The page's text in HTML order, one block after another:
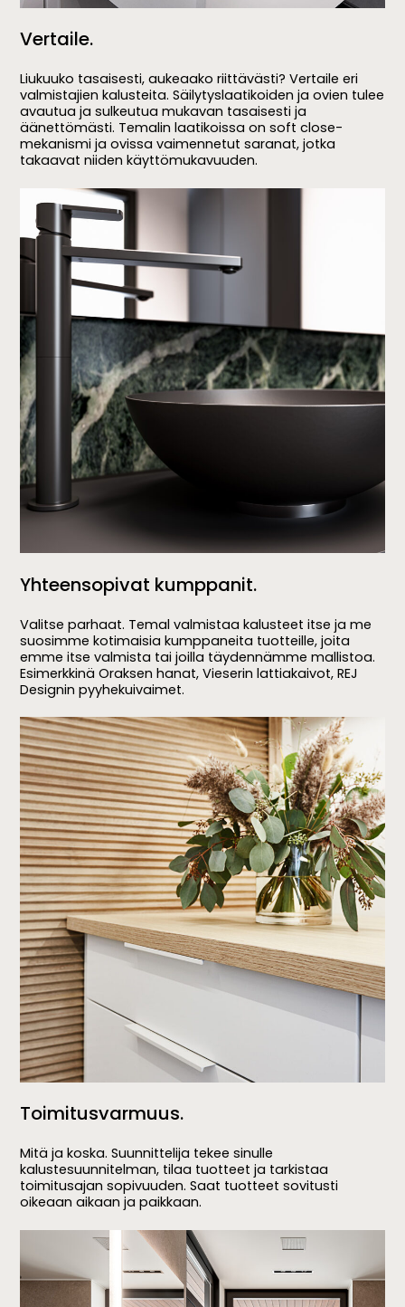
Vertaile.
Liukuuko tasaisesti, aukeaako riittävästi? Vertaile eri
valmistajien kalusteita. Säilytyslaatikoiden ja ovien tulee
avautua ja sulkeutua mukavan tasaisesti ja
äänettömästi. Temalin laatikoissa on soft close-
mekanismi ja ovissa vaimennetut saranat, jotka
takaavat niiden käyttömukavuuden.
Yhteensopivat kumppanit.
Valitse parhaat. Temal valmistaa kalusteet itse ja me
suosimme kotimaisia kumppaneita tuotteille, joita
emme itse valmista tai joilla täydennämme mallistoa.
Esimerkkinä Oraksen hanat, Vieserin lattiakaivot, REJ
Designin pyyhekuivaimet.
Toimitusvarmuus.
Mitä ja koska. Suunnittelija tekee sinulle
kalustesuunnitelman, tilaa tuotteet ja tarkistaa
toimitusajan sopivuuden. Saat tuotteet sovitusti
oikeaan aikaan ja paikkaan.